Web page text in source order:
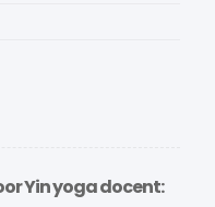
Yin yoga docent: